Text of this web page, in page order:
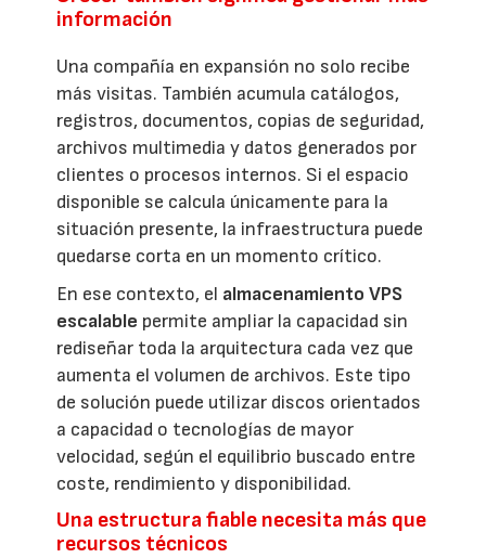
información
Una compañía en expansión no solo recibe
más visitas. También acumula catálogos,
registros, documentos, copias de seguridad,
archivos multimedia y datos generados por
clientes o procesos internos. Si el espacio
disponible se calcula únicamente para la
situación presente, la infraestructura puede
quedarse corta en un momento crítico.
En ese contexto, el almacenamiento VPS
escalable permite ampliar la capacidad sin
rediseñar toda la arquitectura cada vez que
aumenta el volumen de archivos. Este tipo
de solución puede utilizar discos orientados
a capacidad o tecnologías de mayor
velocidad, según el equilibrio buscado entre
coste, rendimiento y disponibilidad.
Una estructura fiable necesita más que
recursos técnicos